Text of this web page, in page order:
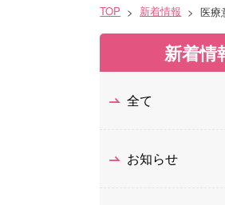
TOP 新着情報 医療
新着情
全て
お知らせ